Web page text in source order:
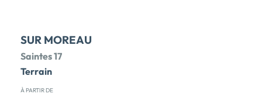
SUR MOREAU
Saintes 17
Terrain
À PARTIR DE